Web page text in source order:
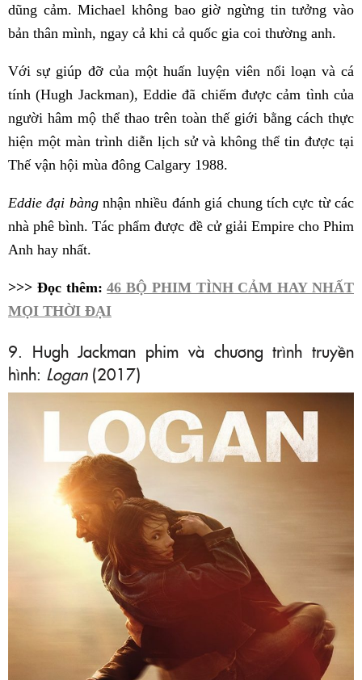
dũng cảm. Michael không bao giờ ngừng tin tưởng vào
bản thân mình, ngay cả khi cả quốc gia coi thường anh.
Với sự giúp đỡ của một huấn luyện viên nổi loạn và cá
tính (Hugh Jackman), Eddie đã chiếm được cảm tình của
người hâm mộ thể thao trên toàn thế giới bằng cách thực
hiện một màn trình diễn lịch sử và không thể tin được tại
Thế vận hội mùa đông Calgary 1988.
Eddie đại bàngnhận nhiều đánh giá chung tích cực từ các
nhà phê bình. Tác phẩm được đề cử giải Empire cho Phim
Anh hay nhất.
>>> Đọc thêm:46 BỘ PHIM TÌNH CẢM HAY NHẤT
MỌI THỜI ĐẠI
9. Hugh Jackman phim và chương trình truyền
hình: Logan(2017)